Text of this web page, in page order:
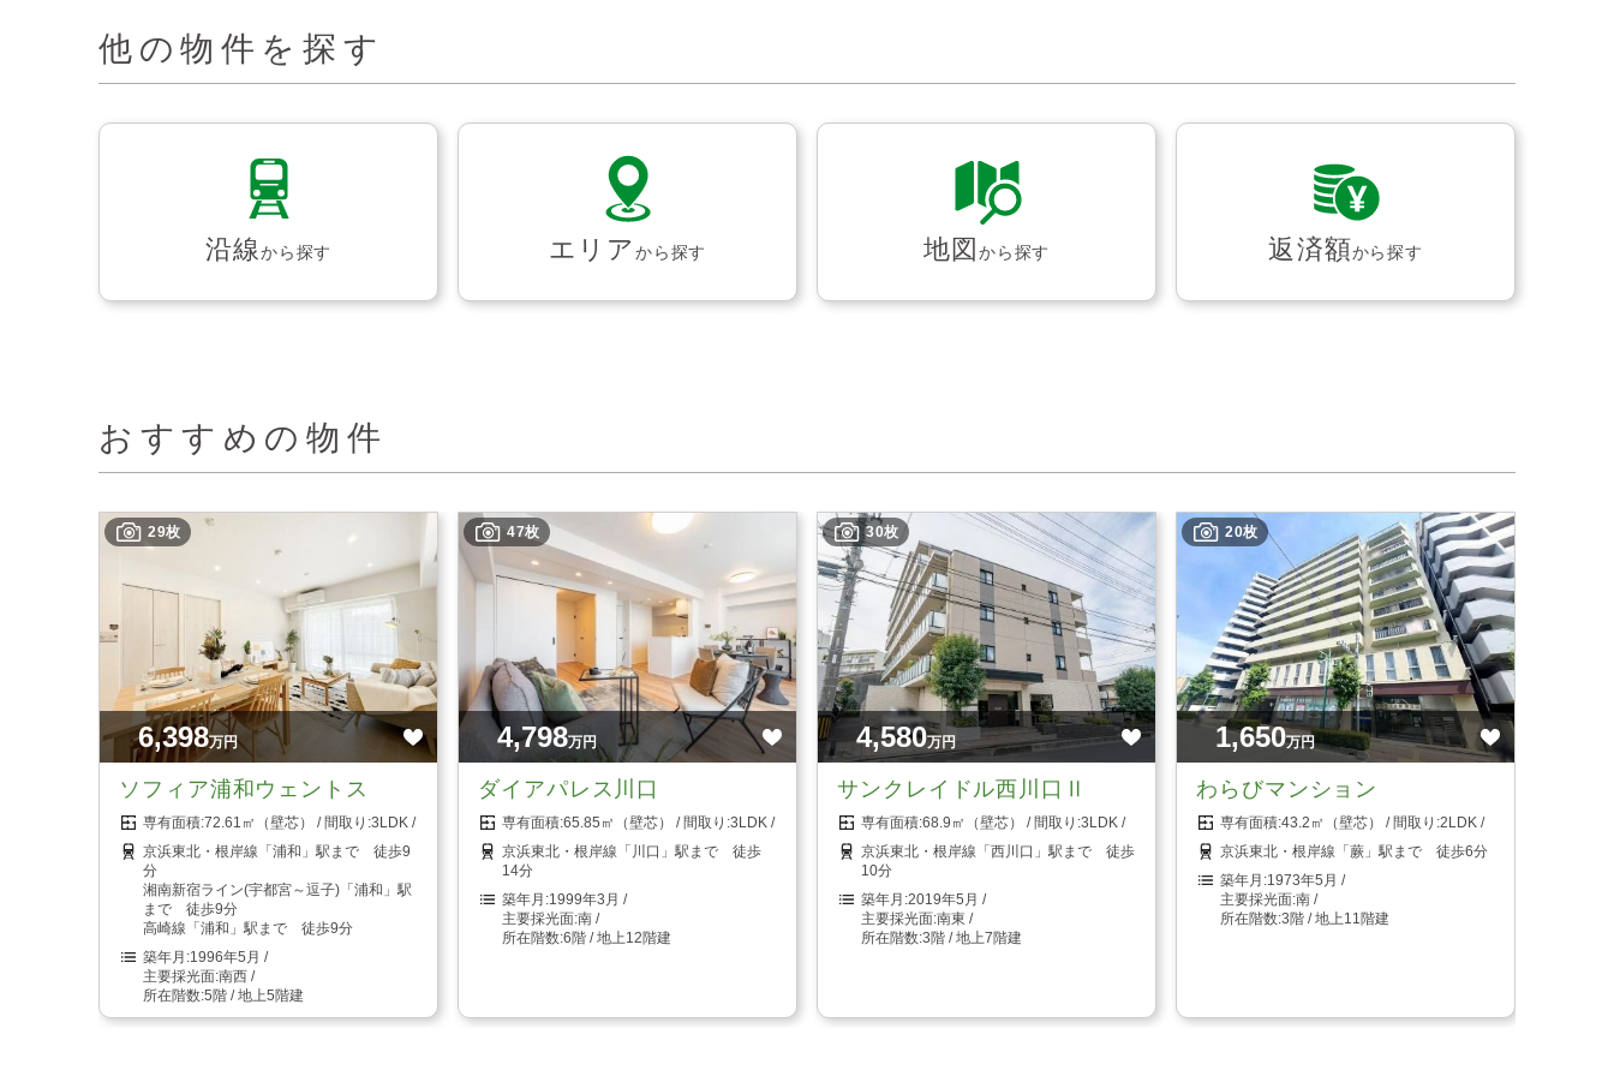
他の物件を探す
沿線から探す エリアから探す 地図から探す 返済額から探す
おすすめの物件
29枚
6,398万円
ソフィア浦和ウェントス
72.61㎡（壁芯）
3LDK
京浜東北・根岸線「浦和」駅まで 徒歩9
分
湘南新宿ライン(宇都宮～逗子)「浦和」駅
まで 徒歩9分
高崎線「浦和」駅まで 徒歩9分
1996年5月
南西
5階 / 地上5階建
47枚
4,798万円
ダイアパレス川口
65.85㎡（壁芯）
3LDK
京浜東北・根岸線「川口」駅まで 徒歩
14分
1999年3月
南
6階 / 地上12階建
30枚
4,580万円
サンクレイドル西川口Ⅱ
68.9㎡（壁芯）
3LDK
京浜東北・根岸線「西川口」駅まで 徒歩
10分
2019年5月
南東
3階 / 地上7階建
20枚
1,650万円
わらびマンション
43.2㎡（壁芯）
2LDK
京浜東北・根岸線「蕨」駅まで 徒歩6分
1973年5月
南
3階 / 地上11階建